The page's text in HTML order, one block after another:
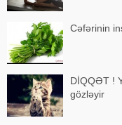
Cəfərinin
DİQQƏT !
gözləyir